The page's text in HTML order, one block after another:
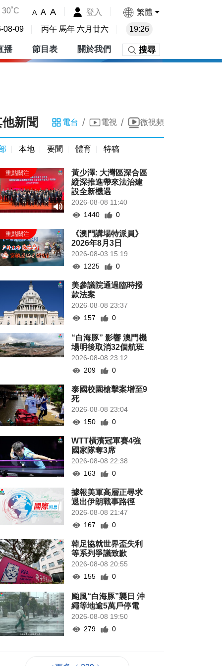
30˚C A A A 登入 繁體
08-09 丙午 馬年 六月廿六 19:26
播 節目表 關於我們 搜尋
新聞 電台 / 電視 / 微視頻
本地 要聞 體育 特稿
黃少澤: 大灣區深合區
縱深推進帶來法治建
設全新機遇
2026-08-08 11:40
1440
0
《澳門講場特派員》
2026年8月3日
2026-08-03 15:19
1225
0
美參議院通過臨時撥
款法案
2026-08-08 23:37
157
0
“白海豚” 影響 澳門機
場明後取消32個航班
2026-08-08 23:12
209
0
泰國校園槍擊案增至9
死
2026-08-08 23:04
150
0
WTT橫濱冠軍賽4強
國家隊奪3席
2026-08-08 22:38
163
0
據報美軍高層正尋求
退出伊朗戰事路徑
2026-08-08 21:47
167
0
韓足協就世界盃失利
等系列爭議致歉
2026-08-08 20:55
155
0
颱風“白海豚”襲日 沖
繩等地逾5萬戶停電
2026-08-08 19:50
279
0